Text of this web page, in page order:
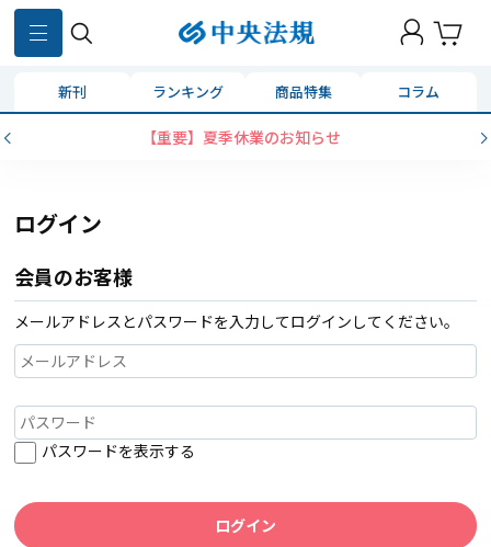
新刊 ランキング 商品特集 コラム
【重要】夏季休業のお知らせ
ログイン
会員のお客様
メールアドレスとパスワードを入力してログインしてください。
パスワードを表示する